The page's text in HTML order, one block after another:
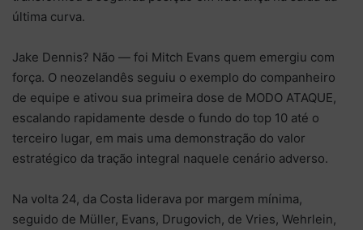
última curva.
Jake Dennis? Não — foi Mitch Evans quem emergiu com
força. O neozelandês seguiu o exemplo do companheiro
de equipe e ativou sua primeira dose de MODO ATAQUE,
escalando rapidamente desde o fundo do top 10 até o
terceiro lugar, em mais uma demonstração do valor
estratégico da tração integral naquele cenário adverso.
Na volta 24, da Costa liderava por margem mínima,
seguido de Müller, Evans, Drugovich, de Vries, Wehrlein,